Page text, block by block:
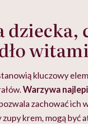
dziecka,
kluczowy
Warzywa
zachować ich
zupy krem, mogą być